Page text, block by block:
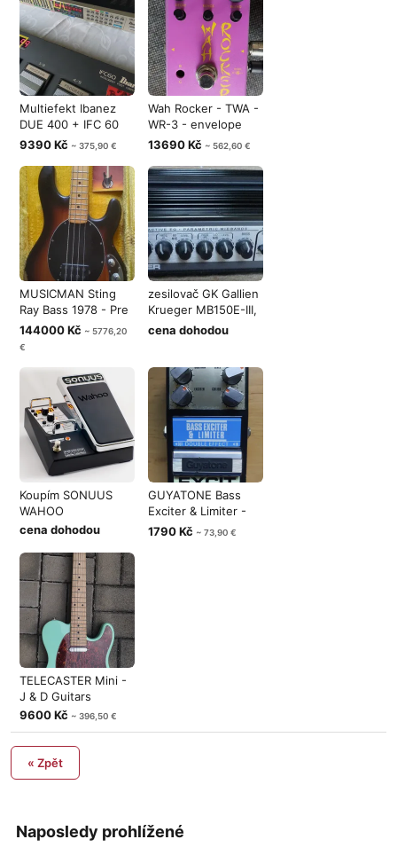
Naposledy prohlížené
Multiefekt Ibanez
DUE 400 + IFC 60
Foot Contr
9390 Kč ~ 375,90 €
Wah Rocker - TWA -
WR-3 - envelope
filter - k
13690 Kč ~ 562,60 €
MUSICMAN Sting
Ray Bass 1978 - Pre
Ernie Ball
144000 Kč ~ 5776,20
€
zesilovač GK Gallien
Krueger MB150E-III,
nebo
cena dohodou
Koupím SONUUS
WAHOO
cena dohodou
GUYATONE Bass
Exciter & Limiter -
Double effe
1790 Kč ~ 73,90 €
TELECASTER Mini -
J & D Guitars
9600 Kč ~ 396,50 €
« Zpět